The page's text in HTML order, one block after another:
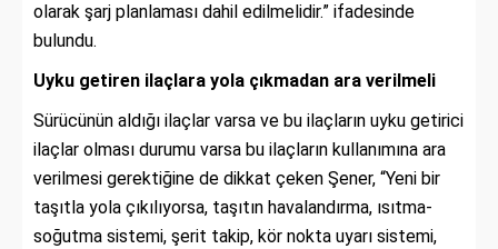
olarak şarj planlaması dahil edilmelidir.” ifadesinde
bulundu.
Uyku getiren ilaçlara yola çıkmadan ara verilmeli
Sürücünün aldığı ilaçlar varsa ve bu ilaçların uyku getirici
ilaçlar olması durumu varsa bu ilaçların kullanımına ara
verilmesi gerektiğine de dikkat çeken Şener, “Yeni bir
taşıtla yola çıkılıyorsa, taşıtın havalandırma, ısıtma-
soğutma sistemi, şerit takip, kör nokta uyarı sistemi,